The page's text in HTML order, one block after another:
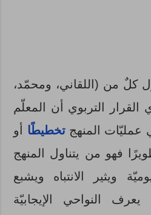
كلٌ من (اللقاني، ومحمّد،
القرار التربوي أن المعلّم
عمليّات المنهجتخطيطًا
أو
فهو من يتناول المنهج
ويثير الانتباه ويشبع
النواحي الإيجابيّة